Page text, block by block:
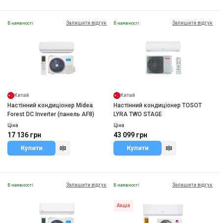
В наявності Залишити відгук
Китай
Настінний кондиціонер Midea
Forest DC Inverter (панель AF8)
Ціна
17 136 грн
Купити
В наявності Залишити відгук
Китай
Настінний кондиціонер TOSOT
LYRA TWO STAGE
Ціна
43 099 грн
Купити
В наявності Залишити відгук В наявності Залишити відгук
Акція